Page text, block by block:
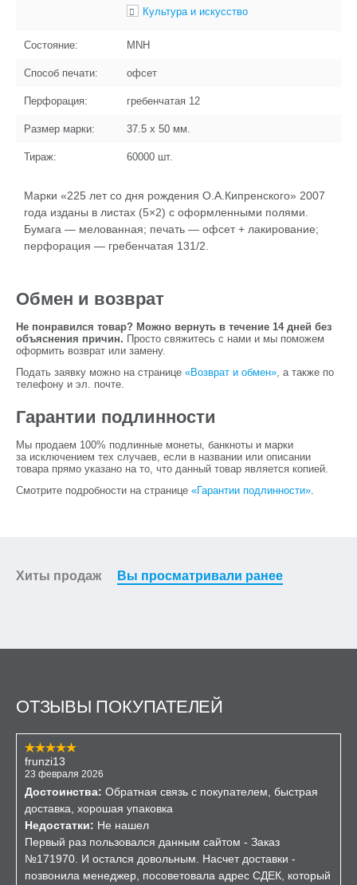
Культура и искусство
Состояние: MNH
Способ печати: офсет
Перфорация: гребенчатая 12
Размер марки: 37.5 x 50 мм.
Тираж: 60000 шт.
Марки «225 лет со дня рождения О.А.Кипренского» 2007
года изданы в листах (5×2) с оформленными полями.
Бумага — мелованная; печать — офсет + лакирование;
перфорация — гребенчатая 131/2.
Обмен и возврат
Не понравился товар? Можно вернуть в течение 14 дней без
объяснения причин. Просто свяжитесь с нами и мы поможем
оформить возврат или замену.
Подать заявку можно на странице «Возврат и обмен», а также по
телефону и эл. почте.
Гарантии подлинности
Мы продаем 100% подлинные монеты, банкноты и марки
за исключением тех случаев, если в названии или описании
товара прямо указано на то, что данный товар является копией.
Смотрите подробности на странице «Гарантии подлинности».
Хиты продаж Вы просматривали ранее
ОТЗЫВЫ ПОКУПАТЕЛЕЙ
frunzi13
23 февраля 2026
Достоинства: Обратная связь с покупателем, быстрая
доставка, хорошая упаковка
Недостатки: Не нашел
Первый раз пользовался данным сайтом - Заказ
№171970. И остался довольным. Насчет доставки -
позвонила менеджер, посоветовала адрес СДЕК, который